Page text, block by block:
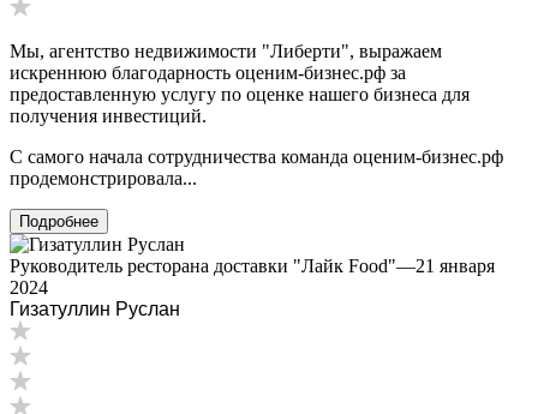
Мы, агентство недвижимости "Либерти", выражаем
искреннюю благодарность оценим-бизнес.рф за
предоставленную услугу по оценке нашего бизнеса для
получения инвестиций.
С самого начала сотрудничества команда оценим-бизнес.рф
продемонстрировала...
Подробнее
Руководитель ресторана доставки "Лайк Food"—21 января
2024
Гизатуллин Руслан
Ижевск
Ипатово
Ирбит
Иркутск
Искитим
Истра
Ишимбай
Йошкар-Ола
Казань
Калининград
Калуга
Камбарка
Каменка